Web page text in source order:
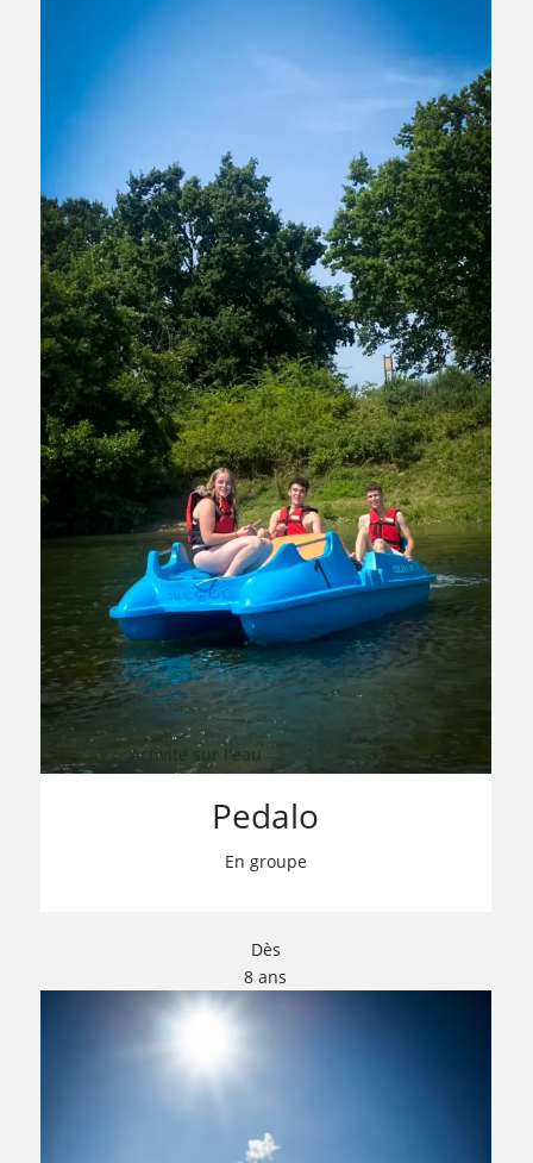
Activité sur l'eau
Pedalo
En groupe
Dès
8 ans